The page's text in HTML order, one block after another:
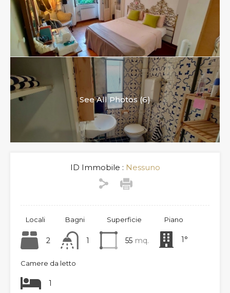
See All Photos (6)
ID Immobile : Nessuno
Locali
2
Bagni
1
Superficie
55 mq.
Piano
1°
Camere da letto
1